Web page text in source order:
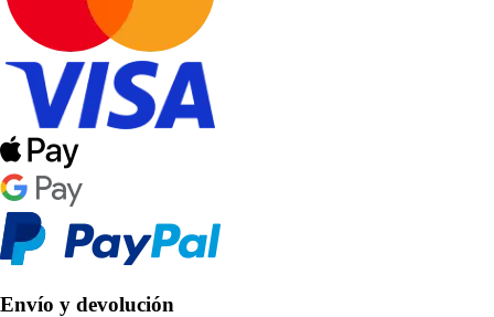
Envío y devolución